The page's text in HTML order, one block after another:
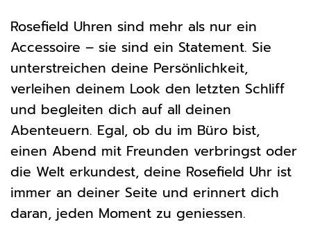
Rosefield Uhren sind mehr als nur ein
Accessoire – sie sind ein Statement. Sie
unterstreichen deine Persönlichkeit,
verleihen deinem Look den letzten Schliff
und begleiten dich auf all deinen
Abenteuern. Egal, ob du im Büro bist,
einen Abend mit Freunden verbringst oder
die Welt erkundest, deine Rosefield Uhr ist
immer an deiner Seite und erinnert dich
daran, jeden Moment zu geniessen.